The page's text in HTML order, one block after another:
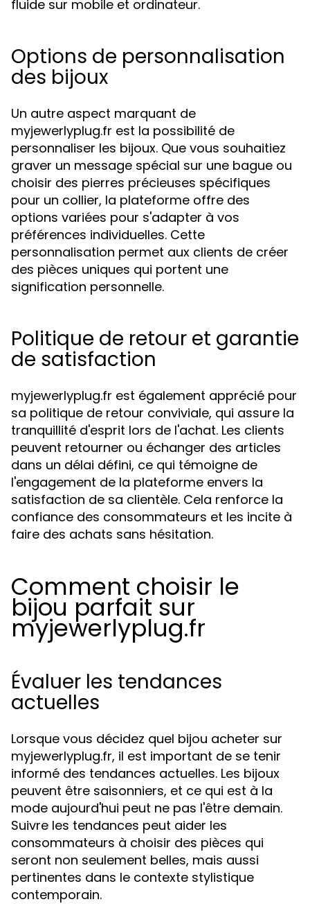
fluide sur mobile et ordinateur.
Options de personnalisation
des bijoux
Un autre aspect marquant de
myjewerlyplug.fr est la possibilité de
personnaliser les bijoux. Que vous souhaitiez
graver un message spécial sur une bague ou
choisir des pierres précieuses spécifiques
pour un collier, la plateforme offre des
options variées pour s'adapter à vos
préférences individuelles. Cette
personnalisation permet aux clients de créer
des pièces uniques qui portent une
signification personnelle.
Politique de retour et garantie
de satisfaction
myjewerlyplug.fr est également apprécié pour
sa politique de retour conviviale, qui assure la
tranquillité d'esprit lors de l'achat. Les clients
peuvent retourner ou échanger des articles
dans un délai défini, ce qui témoigne de
l'engagement de la plateforme envers la
satisfaction de sa clientèle. Cela renforce la
confiance des consommateurs et les incite à
faire des achats sans hésitation.
Comment choisir le
bijou parfait sur
myjewerlyplug.fr
Évaluer les tendances
actuelles
Lorsque vous décidez quel bijou acheter sur
myjewerlyplug.fr, il est important de se tenir
informé des tendances actuelles. Les bijoux
peuvent être saisonniers, et ce qui est à la
mode aujourd'hui peut ne pas l'être demain.
Suivre les tendances peut aider les
consommateurs à choisir des pièces qui
seront non seulement belles, mais aussi
pertinentes dans le contexte stylistique
contemporain.